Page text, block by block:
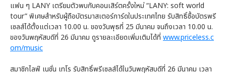
แฟน ๆ LANY เตรียมตัวพบกับคอนเสิร์ตครั้งใหม่ “LANY: soft world
tour” พิเศษสำหรับผู้ถือบัตรมาสเตอร์การ์ดในประเทศไทย รับสิทธิ์ซื้อบัตรพรี
เซลส์ได้ตั้งแต่เวลา 10.00 น. ของวันพุธที่ 25 มีนาคม จนถึงเวลา 10.00 น.
ของวันพฤหัสบดีที่ 26 มีนาคม ดูรายละเอียดเพิ่มเติมได้ที่ www.priceless.c
om/music
สมาชิกไลฟ์ เนชั่น เทโร รับสิทธิ์พรีเซลส์ได้ในวันพฤหัสบดีที่ 26 มีนาคม เวลา